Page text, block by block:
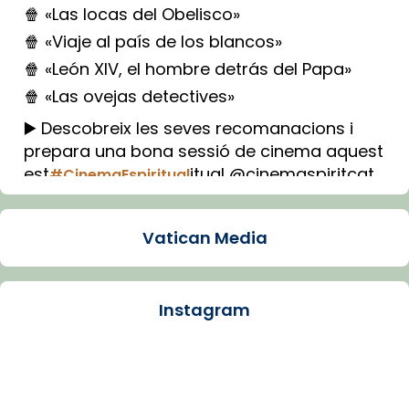
🍿 «Las locas del Obelisco»
🍿 «Viaje al país de los blancos»
🍿 «León XIV, el hombre detrás del Papa»
🍿 «Las ovejas detectives»
▶️ Descobreix les seves recomanacions i
prepara una bona sessió de cinema aquest
est#CinemaEspiritualitual @cinemaspiritcat
Imatge: Generada amb IA (OpenAI)
Arquebisbat de Barcelona
Vatican Media
Instagram